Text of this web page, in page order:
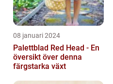
08 januari 2024
Palettblad Red Head - En
översikt över denna
färgstarka växt